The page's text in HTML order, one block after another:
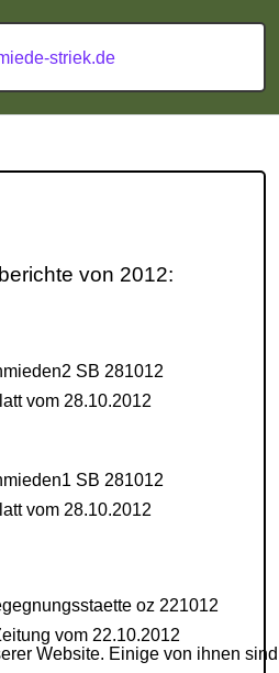
von 2012:
vom 28.10.2012
vom 28.10.2012
vom 22.10.2012
Website. Einige von ihnen sind